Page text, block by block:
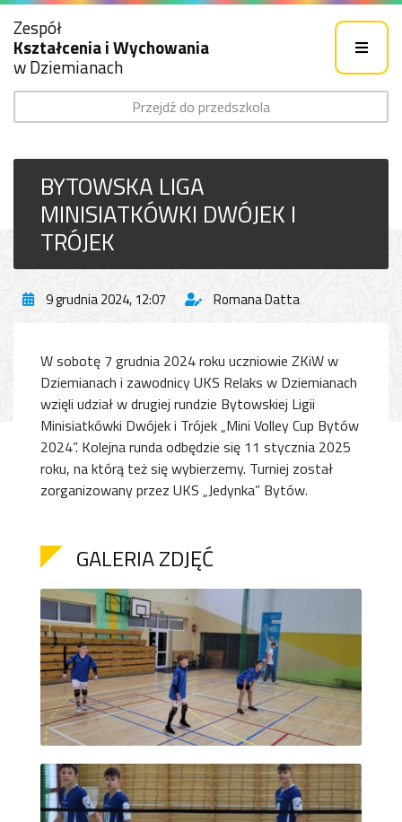
Zespół
Kształcenia i Wychowania
w Dziemianach
Przejdź do przedszkola
BYTOWSKA LIGA
MINISIATKÓWKI DWÓJEK I
TRÓJEK
9 grudnia 2024, 12:07 Romana Datta
W sobotę 7 grudnia 2024 roku uczniowie ZKiW w
Dziemianach i zawodnicy UKS Relaks w Dziemianach
wzięli udział w drugiej rundzie Bytowskiej Ligii
Minisiatkówki Dwójek i Trójek „Mini Volley Cup Bytów
2024”. Kolejna runda odbędzie się 11 stycznia 2025
roku, na którą też się wybierzemy. Turniej został
zorganizowany przez UKS „Jedynka” Bytów.
GALERIA ZDJĘĆ